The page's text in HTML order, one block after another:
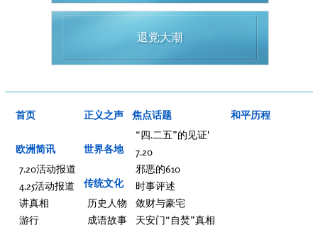
退党大潮
首页
欧洲简讯
7.20活动报道
4.25活动报道
讲真相
游行
正义之声
世界各地
传统文化
历史人物
成语故事
焦点话题
“四.二五”的见证'
7.20
邪恶的610
时事评述
敛财与豪宅
天安门“自焚”真相
和平历程